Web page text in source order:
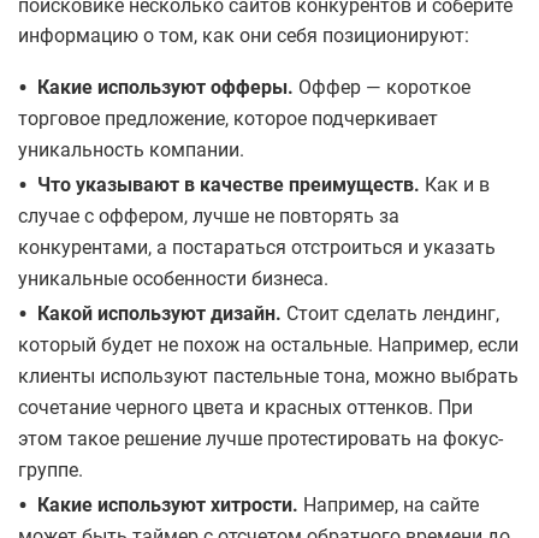
поисковике несколько сайтов конкурентов и соберите
информацию о том, как они себя позиционируют:
• Какие используют офферы. Оффер — короткое
торговое предложение, которое подчеркивает
уникальность компании.
• Что указывают в качестве преимуществ. Как и в
случае с оффером, лучше не повторять за
конкурентами, а постараться отстроиться и указать
уникальные особенности бизнеса.
• Какой используют дизайн. Стоит сделать лендинг,
который будет не похож на остальные. Например, если
клиенты используют пастельные тона, можно выбрать
сочетание черного цвета и красных оттенков. При
этом такое решение лучше протестировать на фокус-
группе.
• Какие используют хитрости. Например, на сайте